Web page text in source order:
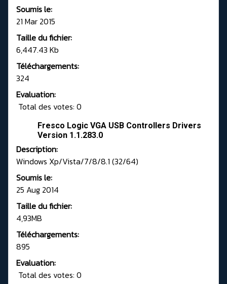
Soumis le:
21 Mar 2015
Taille du fichier:
6,447.43 Kb
Téléchargements:
324
Evaluation:
Total des votes: 0
Fresco Logic VGA USB Controllers Drivers
Version 1.1.283.0
Description:
Windows Xp/Vista/7/8/8.1 (32/64)
Soumis le:
25 Aug 2014
Taille du fichier:
4,93MB
Téléchargements:
895
Evaluation:
Total des votes: 0